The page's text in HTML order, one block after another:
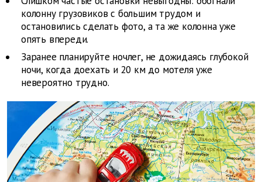
колонну грузовиков с большим трудом и
остановились сделать фото, а та же колонна уже
опять впереди.
Заранее планируйте ночлег, не дожидаясь глубокой
ночи, когда доехать и 20 км до мотеля уже
невероятно трудно.